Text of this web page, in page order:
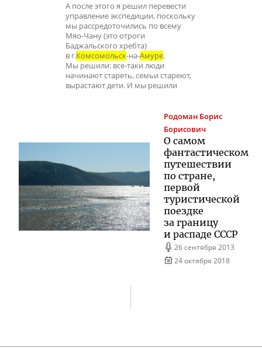
А после этого я решил перевести
управление экспедиции, поскольку
мы рассредоточились по всему
Мяо-Чану (это отроги
Баджальского хребта)
в г.Комсомольск-на-Амуре.
Мы решили: все-таки люди
начинают стареть, семьи стареют,
вырастают дети. И мы решили
Родоман Борис
Борисович
О самом
фантастическом
путешествии
по стране,
первой
туристической
поездке
за границу
и распаде СССР
26 сентября 2013
24 октября 2018